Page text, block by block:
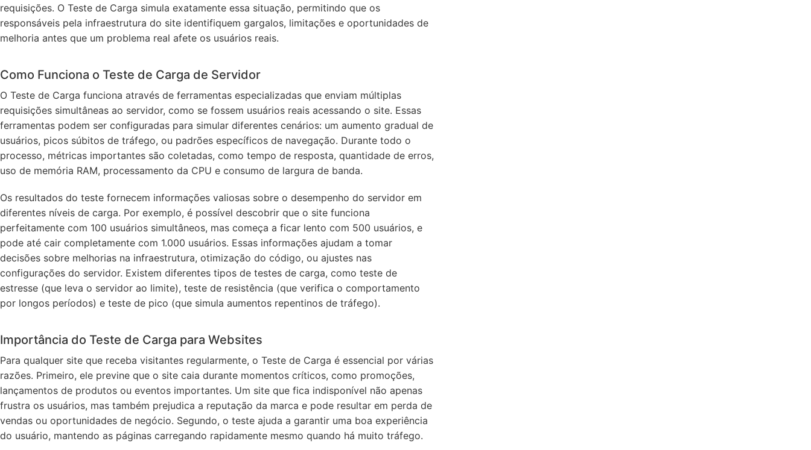
requisições. O Teste de Carga simula exatamente essa situação, permitindo que os
responsáveis pela infraestrutura do site identifiquem gargalos, limitações e oportunidades de
melhoria antes que um problema real afete os usuários reais.
Como Funciona o Teste de Carga de Servidor
O Teste de Carga funciona através de ferramentas especializadas que enviam múltiplas
requisições simultâneas ao servidor, como se fossem usuários reais acessando o site. Essas
ferramentas podem ser configuradas para simular diferentes cenários: um aumento gradual de
usuários, picos súbitos de tráfego, ou padrões específicos de navegação. Durante todo o
processo, métricas importantes são coletadas, como tempo de resposta, quantidade de erros,
uso de memória RAM, processamento da CPU e consumo de largura de banda.
Os resultados do teste fornecem informações valiosas sobre o desempenho do servidor em
diferentes níveis de carga. Por exemplo, é possível descobrir que o site funciona
perfeitamente com 100 usuários simultâneos, mas começa a ficar lento com 500 usuários, e
pode até cair completamente com 1.000 usuários. Essas informações ajudam a tomar
decisões sobre melhorias na infraestrutura, otimização do código, ou ajustes nas
configurações do servidor. Existem diferentes tipos de testes de carga, como teste de
estresse (que leva o servidor ao limite), teste de resistência (que verifica o comportamento
por longos períodos) e teste de pico (que simula aumentos repentinos de tráfego).
Importância do Teste de Carga para Websites
Para qualquer site que receba visitantes regularmente, o Teste de Carga é essencial por várias
razões. Primeiro, ele previne que o site caia durante momentos críticos, como promoções,
lançamentos de produtos ou eventos importantes. Um site que fica indisponível não apenas
frustra os usuários, mas também prejudica a reputação da marca e pode resultar em perda de
vendas ou oportunidades de negócio. Segundo, o teste ajuda a garantir uma boa experiência
do usuário, mantendo as páginas carregando rapidamente mesmo quando há muito tráfego.